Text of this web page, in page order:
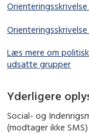
Læs mere om
udsatte grupper
Yderligere
Social- og
(modtager ikke SMS)